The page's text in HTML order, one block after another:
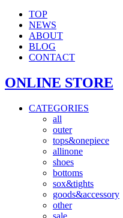
TOP
NEWS
ABOUT
BLOG
CONTACT
ONLINE STORE
CATEGORIES
all
outer
tops&onepiece
allinone
shoes
bottoms
sox&tights
goods&accessory
other
sale